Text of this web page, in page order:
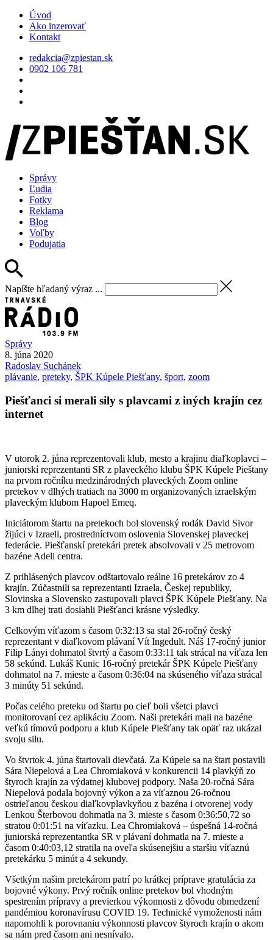
Úvod
Ako inzerovať
Kontakt
redakcia@zpiestan.sk
0902 106 781
Správy
Ľudia
Fotky
Reklama
Blog
Voľby
Podujatia
Napíšte hľadaný výraz ...
Správy
8. júna 2020
Radoslav Suchánek
plávanie, preteky, ŠPK Kúpele Piešťany, šport, zoom
Piešťanci si merali sily s plavcami z iných krajín cez
internet
V utorok 2. júna reprezentovali klub, mesto a krajinu diaľkoplavci –
juniorskí reprezentanti SR z plaveckého klubu ŠPK Kúpele Pieštany
na prvom ročníku medzinárodných plaveckých Zoom online
pretekov v dlhých tratiach na 3000 m organizovaných izraelským
plaveckým klubom Hapoel Emeq.
Iniciátorom štartu na pretekoch bol slovenský rodák David Sivor
žijúci v Izraeli, prostredníctvom oslovenia Slovenskej plaveckej
federácie. Piešťanskí pretekári pretek absolvovali v 25 metrovom
bazéne Adeli centra.
Z prihlásených plavcov odštartovalo reálne 16 pretekárov zo 4
krajín. Zúčastnili sa reprezentanti Izraela, Českej republiky,
Slovinska a Slovensko zastupovali plavci ŠPK Kúpele Piešťany. Na
3 km dlhej trati dosiahli Piešťanci krásne výsledky.
Celkovým víťazom s časom 0:32:13 sa stal 26-ročný český
reprezentant v diaľkovom plávaní Vít Ingedult. Náš 17-ročný junior
Filip Lányi dohmatol štvrtý a časom 0:33:11 tak strácal na víťaza len
58 sekúnd. Lukáš Kunic 16-ročný pretekár ŠPK Kúpele Piešťany
dohmatol na 7. mieste a časom 0:36:04 na skúseného víťaza strácal
3 minúty 51 sekúnd.
Počas celého preteku od štartu po cieľ boli všetci plavci
monitorovaní cez aplikáciu Zoom. Naši pretekári mali na bazéne
veľkú tímovú podporu a klub Kúpele Piešťany tak opäť raz ukázal
svoju silu.
Vo štvrtok 4. júna štartovali dievčatá. Za Kúpele sa na štart postavili
Sára Niepelová a Lea Chromiaková v konkurencii 14 plavkýň zo
štyroch krajín za výdatnej klubovej podpory. Naša 20-ročná Sára
Niepelová podala bojovný výkon a za víťaznou 26-ročnou
ostrieľanou českou diaľkovplavkyňou z bazéna i otvorenej vody
Lenkou Šterbovou dohmatla na 3. mieste s časom 0:36:50,72 so
stratou 0:01:51 na víťazku. Lea Chromiaková – úspešná 14-ročná
juniorská reprezentantka SR v plávaní dohmatla na 7. mieste a
časom 0:40:03,12 stratila na oveľa skúsenejšiu a staršiu víťaznú
pretekárku 5 minút a 4 sekundy.
Všetkým našim pretekárom patrí po krátkej príprave gratulácia za
bojovné výkony. Prvý ročník online pretekov bol vhodným
spestrením prípravy a previerkou výkonnosti z dôvodu obmedzení
pandémiou koronavírusu COVID 19. Technické vymoženosti nám
napomohli k porovnaniu výkonnosti plavcov štyroch krajín o akom
sa nám pred časom ani nesnívalo.